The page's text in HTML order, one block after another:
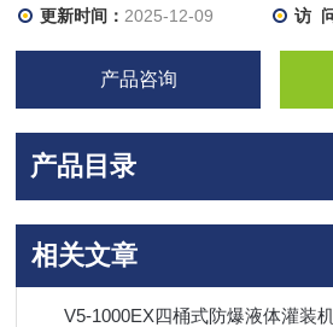
更新时间： 2025-12-09 访
产品咨询
产品目录
相关文章
V5-1000EX四桶式防爆液体灌装